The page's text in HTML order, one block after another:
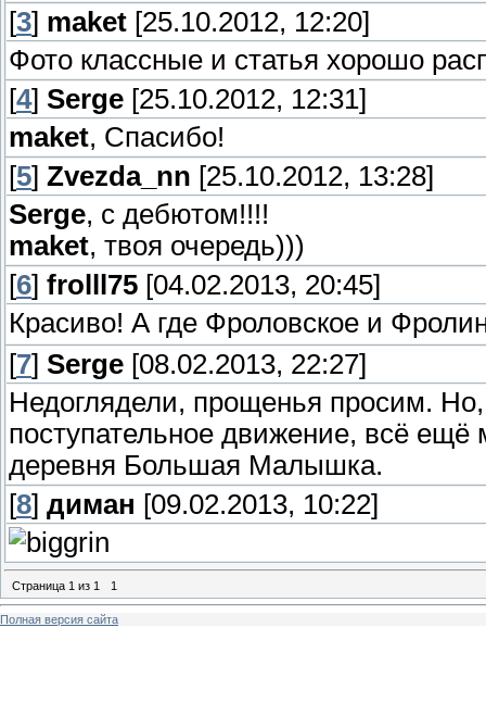
[3] maket [25.10.2012, 12:20]
Фото классные и статья хорошо
[4] Serge [25.10.2012, 12:31]
maket, Спасибо!
[5] Zvezda_nn [25.10.2012, 13:28]
Serge, с дебютом!!!!
maket, твоя очередь)))
[6] frolll75 [04.02.2013, 20:45]
Красиво! А где Фроловское и
[7] Serge [08.02.2013, 22:27]
Недоглядели, прощенья просим.
поступательное движение, всё ещё
деревня Большая Малышка.
[8] диман [09.02.2013, 10:22]
Страница 1 из 1 1
Полная версия сайта